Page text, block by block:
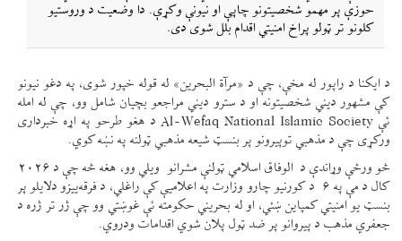
حوزې پر مهمو شخصیتونو چاپې او نیونې وکړې. دا وضعیت د وروستیو
کلونو تر ټولو پراخ امنیتي اقدام بلل شوی دی.
د ایکنا د راپور له مخې، چې د «مرآة البحرین» له قوله خپور شوی، په دغو نیونو
کې مشهور دیني شخصیتونه او د سترو دیني مراجعو بچیان شامل وو، چې له امله
ئې Al-Wefaq National Islamic Society د هغو طرحو په اړه خبرداری
ورکړی چې د مذهبي توپیرونو پر بنسټ شیعه مذهبي ټولنه په نښه کوي.
څو ورځې وړاندې د الوفاق اسلامي ټولنې مشرانو ویلي وو، هغه څه چې د ۲۰۲۶
کال د مې په ۶ د کورنیو چارو وزارت په اعلامیې کې راغلي، د فرقه‌ییزو دلایلو پر
بنسټ یو امنیتي کمپاین ښئي، او له بحریني حکومته ئې غوښتي وو چې ژر تر ژره د
جعفري مذهب د پیروانو پر ضد ټول پلان شوي اقدامات ودروي.